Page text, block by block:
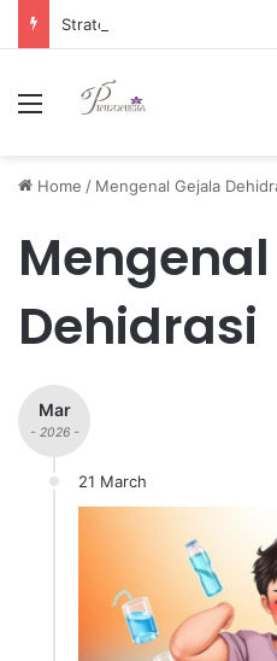
Menu
Home / Mengenal Gejala
Dehidrasi
Mar
- 2026 -
21 March